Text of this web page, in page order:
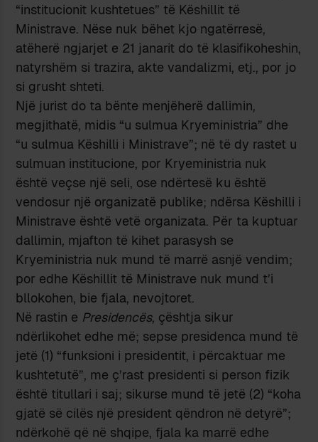
“institucionit kushtetues” të Këshillit të
Ministrave. Nëse nuk bëhet kjo ngatërresë,
atëherë ngjarjet e 21 janarit do të klasifikoheshin,
natyrshëm si trazira, akte vandalizmi, etj., por jo
si grusht shteti.
Një jurist do ta bënte menjëherë dallimin,
megjithatë, midis “u sulmua Kryeministria” dhe
“u sulmua Këshilli i Ministrave”; në të dy rastet u
sulmuan institucione, por Kryeministria nuk
është veçse një seli, ose ndërtesë ku është
vendosur një organizatë publike; ndërsa Këshilli i
Ministrave është vetë organizata. Për ta kuptuar
dallimin, mjafton të kihet parasysh se
Kryeministria nuk mund të marrë asnjë vendim;
por edhe Këshillit të Ministrave nuk mund t’i
bllokohen, bie fjala, nevojtoret.
Në rastin e Presidencës, çështja sikur
ndërlikohet edhe më; sepse presidenca mund të
jetë (1) “funksioni i presidentit, i përcaktuar me
kushtetutë”, me ç’rast presidenti si person fizik
është titullari i saj; sikurse mund të jetë (2) “koha
gjatë së cilës një president qëndron në detyrë”;
ndërkohë që në shqipe, fjala ka marrë edhe